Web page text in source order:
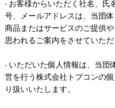
‧ お客様からいただく社名、
号、メールアドレスは、当団
商品またはサービスのご提供
思われるご案内をさせていただ
‧ いただいた個⼈情報は、当
営を行う株式会社トプコンの
り扱いいたします。